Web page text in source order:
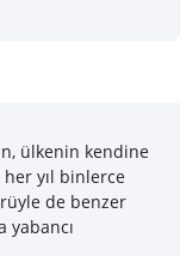
ülkenin kendine
yıl binlerce
de benzer
yabancı